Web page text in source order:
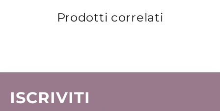
Prodotti correlati
ISCRIVITI